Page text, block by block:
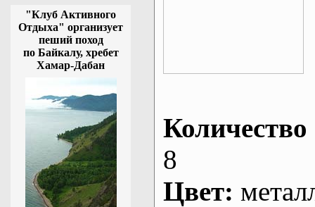
"Клуб Активного
Отдыха" организует
пеший поход
по Байкалу, хребет
Хамар-Дабан
Количество
8
Цвет: